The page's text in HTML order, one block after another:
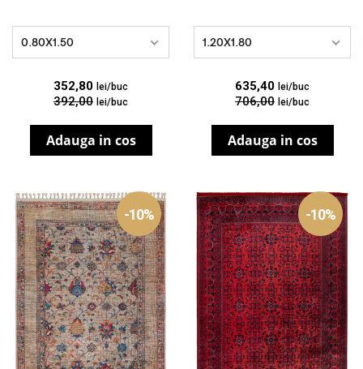
0.80X1.50
352,80 lei/buc
392,00 lei/buc
Adauga in cos
1.20X1.80
635,40 lei/buc
706,00 lei/buc
Adauga in cos
-10% -10%